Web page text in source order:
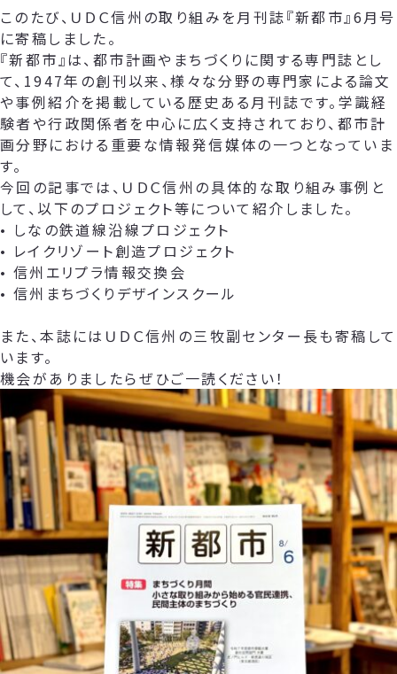
このたび、ＵＤＣ信州の取り組みを月刊誌『新都市』6月号
に寄稿しました。
『新都市』は、都市計画やまちづくりに関する専門誌とし
て、1947年の創刊以来、様々な分野の専門家による論文
や事例紹介を掲載している歴史ある月刊誌です。学識経
験者や行政関係者を中心に広く支持されており、都市計
画分野における重要な情報発信媒体の一つとなっていま
す。
今回の記事では、ＵＤＣ信州の具体的な取り組み事例と
して、以下のプロジェクト等について紹介しました。
• しなの鉄道線沿線プロジェクト
• レイクリゾート創造プロジェクト
• 信州エリプラ情報交換会
• 信州まちづくりデザインスクール
また、本誌にはＵＤＣ信州の三牧副センター長も寄稿して
います。
機会がありましたらぜひご一読ください！